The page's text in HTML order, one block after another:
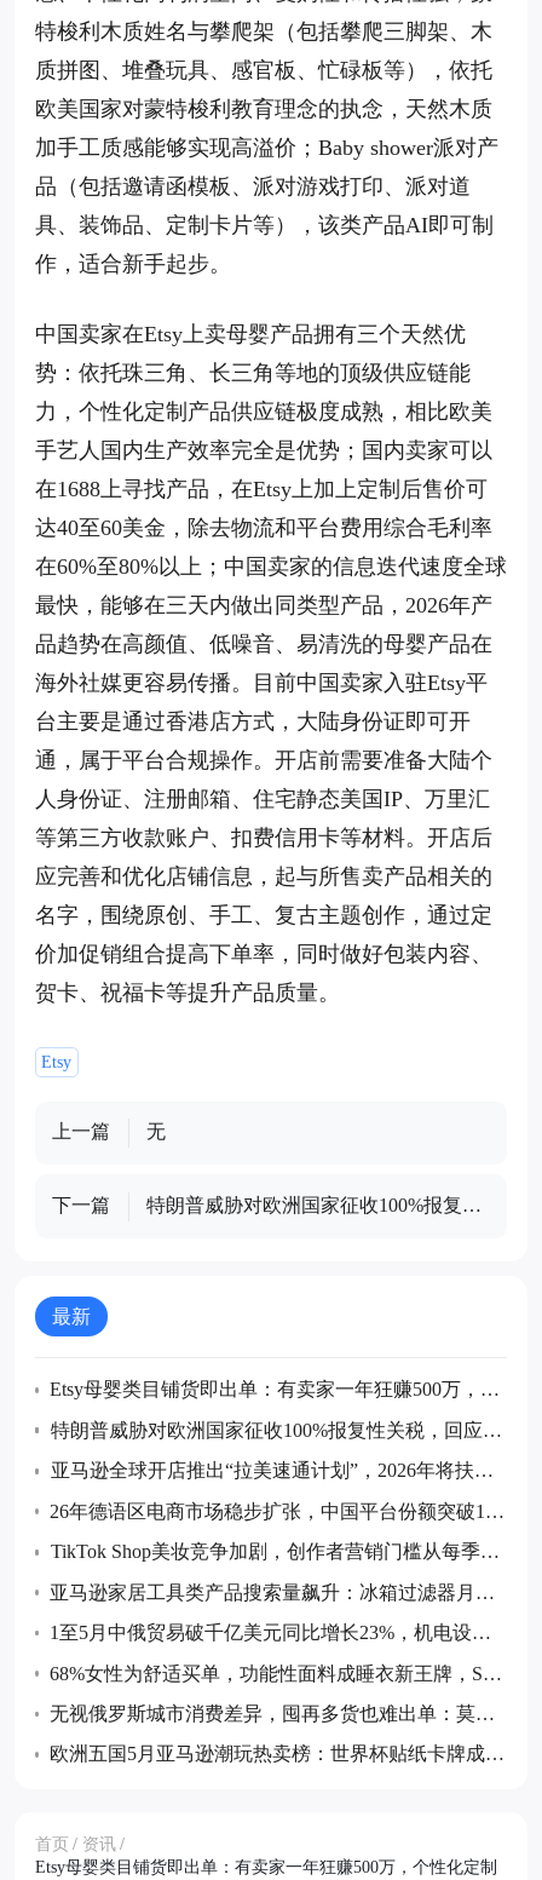
特梭利木质姓名与攀爬架（包括攀爬三脚架、木
质拼图、堆叠玩具、感官板、忙碌板等），依托
欧美国家对蒙特梭利教育理念的执念，天然木质
加手工质感能够实现高溢价；Baby shower派对产
品（包括邀请函模板、派对游戏打印、派对道
具、装饰品、定制卡片等），该类产品AI即可制
作，适合新手起步。
中国卖家在Etsy上卖母婴产品拥有三个天然优
势：依托珠三角、长三角等地的顶级供应链能
力，个性化定制产品供应链极度成熟，相比欧美
手艺人国内生产效率完全是优势；国内卖家可以
在1688上寻找产品，在Etsy上加上定制后售价可
达40至60美金，除去物流和平台费用综合毛利率
在60%至80%以上；中国卖家的信息迭代速度全球
最快，能够在三天内做出同类型产品，2026年产
品趋势在高颜值、低噪音、易清洗的母婴产品在
海外社媒更容易传播。目前中国卖家入驻Etsy平
台主要是通过香港店方式，大陆身份证即可开
通，属于平台合规操作。开店前需要准备大陆个
人身份证、注册邮箱、住宅静态美国IP、万里汇
等第三方收款账户、扣费信用卡等材料。开店后
应完善和优化店铺信息，起与所售卖产品相关的
名字，围绕原创、手工、复古主题创作，通过定
价加促销组合提高下单率，同时做好包装内容、
贺卡、祝福卡等提升产品质量。
Etsy
上一篇 无
下一篇
特朗普威胁对欧洲国家征收100%报复性
最新
Etsy母婴类目铺货即出单：有卖家一年狂赚500万，个
性化定制与蒙特梭利理念成核心赛道
特朗普威胁对欧洲国家征收100%报复性关税，回应数
字服务税计划
亚马逊全球开店推出“拉美速通计划”，2026年将扶持3
000个中国品牌扎根拉美
26年德语区电商市场稳步扩张，中国平台份额突破1
0%，奥地利线上消费将达123亿欧元
TikTok Shop美妆竞争加剧，创作者营销门槛从每季度
100人飙升至1000人
亚马逊家居工具类产品搜索量飙升：冰箱过滤器月销
超380万美元，10款月销过万单品盘点
1至5月中俄贸易破千亿美元同比增长23%，机电设备
与奶制品等品类正在悄然爆发
68%女性为舒适买单，功能性面料成睡衣新王牌，SH
EIN开放内睡品类供应商合作通道
无视俄罗斯城市消费差异，囤再多货也难出单：莫斯
科、圣彼得堡等五城消费画像解析
欧洲五国5月亚马逊潮玩热卖榜：世界杯贴纸卡牌成最
首页 / 资讯 /
Etsy母婴类目铺货即出单：有卖家一年狂赚500万，个性化定制